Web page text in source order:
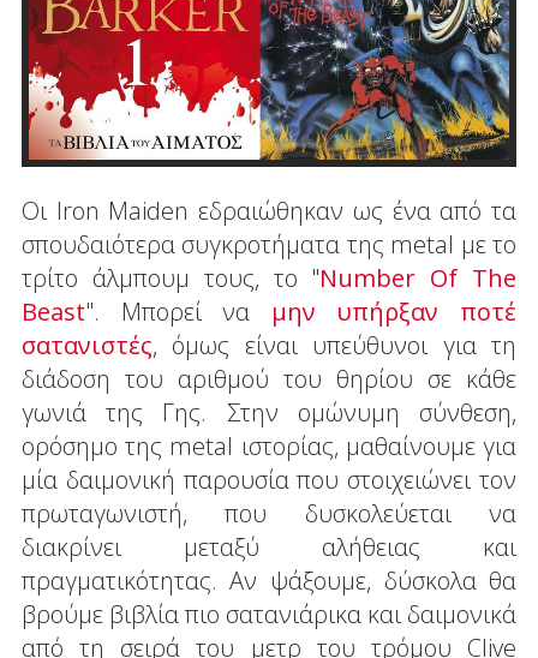
Οι Iron Maiden εδραιώθηκαν ως ένα από τα
σπουδαιότερα συγκροτήματα της metal με το
τρίτο άλμπουμ τους, το "Number Of The
Beast". Μπορεί να μην υπήρξαν ποτέ
σατανιστές, όμως είναι υπεύθυνοι για τη
διάδοση του αριθμού του θηρίου σε κάθε
γωνιά της Γης. Στην ομώνυμη σύνθεση,
ορόσημο της metal ιστορίας, μαθαίνουμε για
μία δαιμονική παρουσία που στοιχειώνει τον
πρωταγωνιστή, που δυσκολεύεται να
διακρίνει μεταξύ αλήθειας και
πραγματικότητας. Αν ψάξουμε, δύσκολα θα
βρούμε βιβλία πιο σατανιάρικα και δαιμονικά
από τη σειρά του μετρ του τρόμου Clive